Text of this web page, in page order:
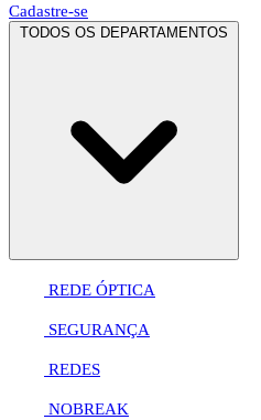
Cadastre-se
TODOS OS DEPARTAMENTOS
REDE ÓPTICA
SEGURANÇA
REDES
NOBREAK